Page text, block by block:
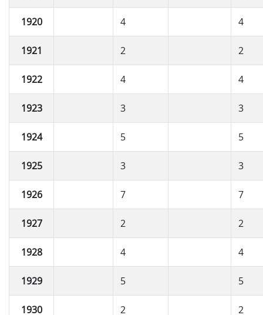
1920 4 4
1921 2 2
1922 4 4
1923 3 3
1924 5 5
1925 3 3
1926 7 7
1927 2 2
1928 4 4
1929 5 5
1930 2 2